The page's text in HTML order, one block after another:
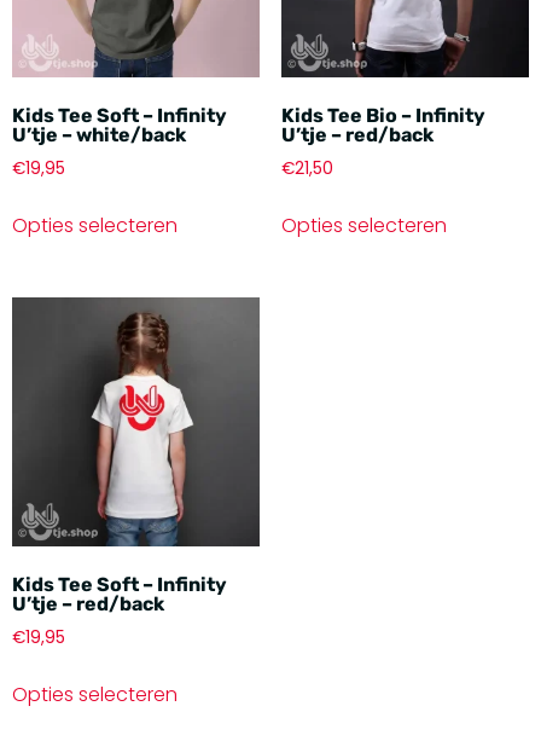
Kids Tee Soft – Infinity
U’tje – white/back
€19,95
Opties selecteren
Kids Tee Bio – Infinity
U’tje – red/back
€21,50
Opties selecteren
Kids Tee Soft – Infinity
U’tje – red/back
€19,95
Opties selecteren